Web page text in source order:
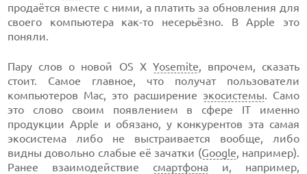
продаётся вместе с ними, а платить за обновления для
своего компьютера как-то несерьёзно. В Apple это
поняли.
Пару слов о новой OS X Yosemite, впрочем, сказать
стоит. Самое главное, что получат пользователи
компьютеров Mac, это расширение экосистемы. Само
это слово своим появлением в сфере IT именно
продукции Apple и обязано, у конкурентов эта самая
экосистема либо не выстраивается вообще, либо
видны довольно слабые её зачатки (Google, например).
Ранее взаимодействие смартфона и, например,